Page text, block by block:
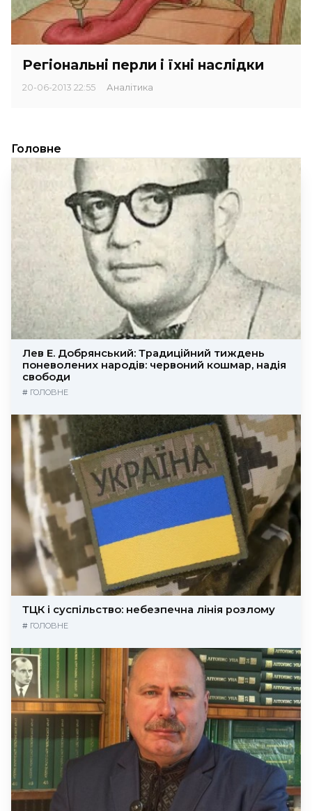
Регіональні перли і їхні наслідки
20-06-2013 22:55 Аналітика
Головне
Лев Е. Добрянський: Традиційний тиждень
поневолених народів: червоний кошмар, надія
свободи
# ГОЛОВНЕ
ТЦК і суспільство: небезпечна лінія розлому
# ГОЛОВНЕ